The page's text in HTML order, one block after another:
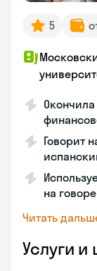
5
Говорит
на
Читать
Услуги и